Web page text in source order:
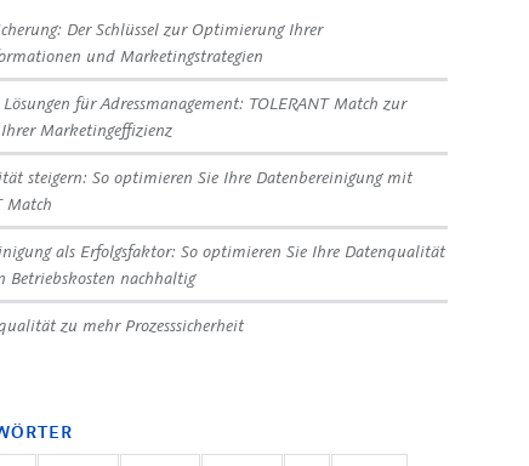
Der Schlüssel zur Optimierung Ihrer
und Marketingstrategien
für Adressmanagement: TOLERANT Match zur
Marketingeffizienz
steigern: So optimieren Sie Ihre Datenbereinigung mit
Match
als Erfolgsfaktor: So optimieren Sie Ihre Datenqualität
Betriebskosten nachhaltig
zu mehr Prozesssicherheit